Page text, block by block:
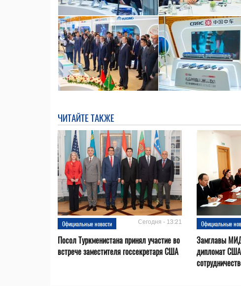
ЧИТАЙТЕ ТАКЖЕ
Официальные новости Сегодня - 13:21
Посол Туркменистана принял участие во
встрече заместителя госсекретаря США
Официальные
Замглавы
дипломат